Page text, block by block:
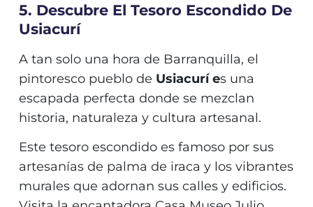
5. Descubre El Tesoro Escondido De
Usiacurí
A tan solo una hora de Barranquilla, el
pintoresco pueblo de Usiacurí es una
escapada perfecta donde se mezclan
historia, naturaleza y cultura artesanal.
Este tesoro escondido es famoso por sus
artesanías de palma de iraca y los vibrantes
murales que adornan sus calles y edificios.